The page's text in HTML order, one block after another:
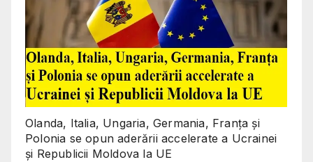
Olanda, Italia, Ungaria, Germania, Franța și
Polonia se opun aderării accelerate a Ucrainei
și Republicii Moldova la UE